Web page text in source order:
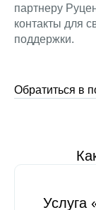
партнеру
контакты для
поддержки.
Обратиться в
Услуга